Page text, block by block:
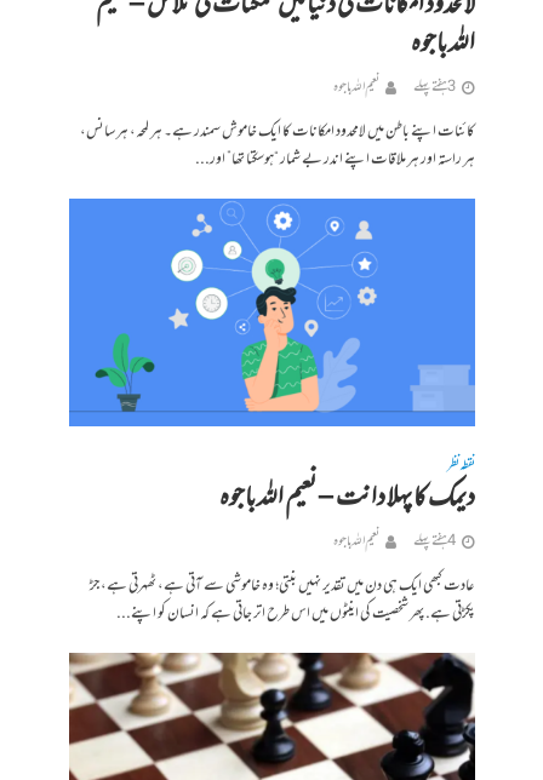
اللہ باجوہ
3 ہفتے پہلے نعیم اللہ باجوہ
کائنات اپنے باطن میں لامحدود امکانات کا ایک خاموش سمندر ہے۔ ہر لمحہ، ہر سانس،
ہر راستہ اور ہر ملاقات اپنے اندر بے شمار “ہوسکتا تھا” اور...
نقطہ نظر
دیمک کا پہلا دانت – نعیم اللہ باجوہ
4 ہفتے پہلے نعیم اللہ باجوہ
عادت کبھی ایک ہی دن میں تقدیر نہیں بنتی؛ وہ خاموشی سے آتی ہے، ٹھہرتی ہے، جڑ
پکڑتی ہے. پھر شخصیت کی اینٹوں میں اس طرح اتر جاتی ہے کہ انسان کو اپنے...